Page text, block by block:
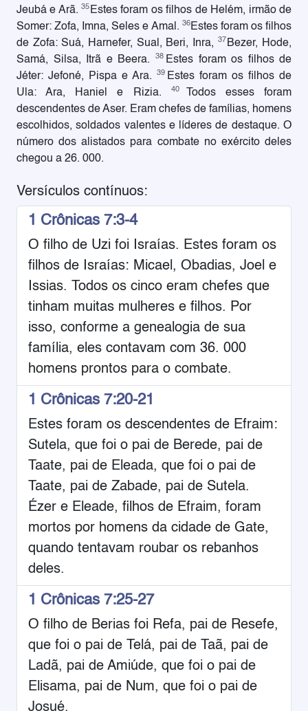
Jeubá e Arã.35 Estes foram os filhos de Helém, irmão de
Somer: Zofa, Imna, Seles e Amal. 36Estes foram os filhos
de Zofa: Suá, Harnefer, Sual, Beri, Inra, 37 Bezer, Hode,
Samá, Silsa, Itrã e Beera.
38 Estes foram os filhos de
Jéter: Jefoné, Pispa e Ara.
39 Estes foram os filhos de
Ula: Ara, Haniel e Rizia.
40
Todos esses foram
descendentes de Aser. Eram chefes de famílias, homens
escolhidos, soldados valentes e líderes de destaque. O
número dos alistados para combate no exército deles
chegou a 26. 000.
Versículos contínuos:
1 Crônicas 7:3-4
O filho de Uzi foi Israías. Estes foram os
filhos de Israías: Micael, Obadias, Joel e
Issias. Todos os cinco eram chefes que
tinham muitas mulheres e filhos. Por
isso, conforme a genealogia de sua
família, eles contavam com 36. 000
homens prontos para o combate.
1 Crônicas 7:20-21
Estes foram os descendentes de Efraim:
Sutela, que foi o pai de Berede, pai de
Taate, pai de Eleada, que foi o pai de
Taate, pai de Zabade, pai de Sutela.
Ézer e Eleade, filhos de Efraim, foram
mortos por homens da cidade de Gate,
quando tentavam roubar os rebanhos
deles.
1 Crônicas 7:25-27
O filho de Berias foi Refa, pai de Resefe,
que foi o pai de Telá, pai de Taã, pai de
Ladã, pai de Amiúde, que foi o pai de
Elisama, pai de Num, que foi o pai de
Josué.